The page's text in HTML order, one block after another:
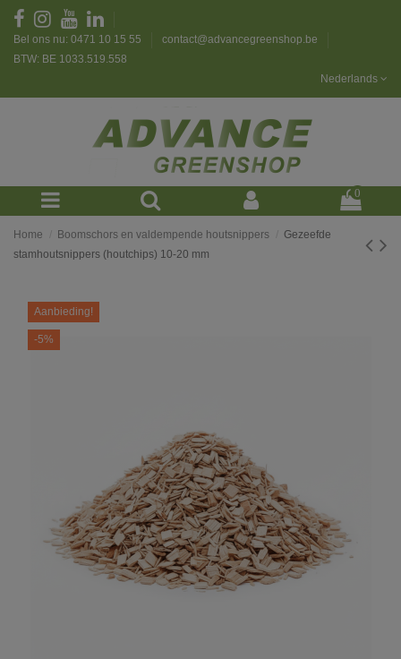
Bel ons nu: 0471 10 15 55
contact@advancegreenshop.be
BTW: BE 1033.519.558
Nederlands
0
Home Boomschors en valdempende houtsnippers
Gezeefde
stamhoutsnippers (houtchips) 10-20 mm
Aanbieding!
-5%